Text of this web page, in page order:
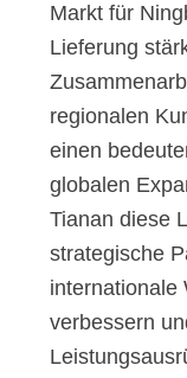
Markt für
Lieferung
regionalen
einen
globalen
Tianan diese
strategische
internationale
verbessern